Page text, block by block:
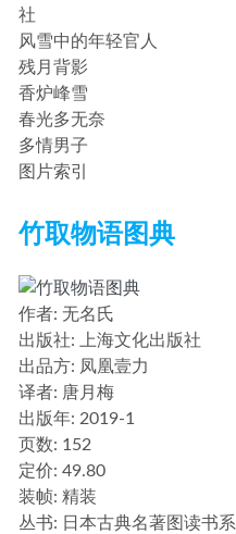
社
风雪中的年轻官人
残月背影
香炉峰雪
春光多无奈
多情男子
图片索引
竹取物语图典
作者: 无名氏
出版社: 上海文化出版社
出品方: 凤凰壹力
译者: 唐月梅
出版年: 2019-1
页数: 152
定价: 49.80
装帧: 精装
丛书: 日本古典名著图读书系